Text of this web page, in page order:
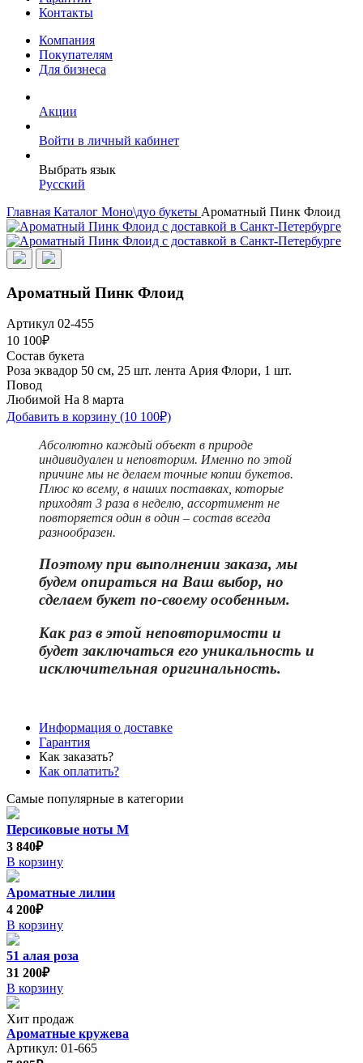
Контакты
Компания
Покупателям
Для бизнеса
Акции
Войти в личный кабинет
Выбрать язык
Русский
Главная Каталог Моно\дуо букеты Ароматный Пинк Флоид
Ароматный Пинк Флоид
Артикул 02-455
10 100₽
Состав букета
Роза эквадор 50 см, 25 шт. лента Ария Флори, 1 шт.
Повод
Любимой На 8 марта
Добавить в корзину (10 100₽)
Абсолютно каждый объект в природе
индивидуален и неповторим. Именно по этой
причине мы не делаем точные копии букетов.
Плюс ко всему, в наших поставках, которые
приходят 3 раза в неделю, ассортимент не
повторяется один в один – состав всегда
разнообразен.
Поэтому при выполнении заказа, мы
будем опираться на Ваш выбор, но
сделаем букет по-своему особенным.
Как раз в этой неповторимости и
будет заключаться его уникальность и
исключительная оригинальность.
Информация о доставке
Гарантия
Как заказать?
Как оплатить?
Самые популярные в категории
Персиковые ноты М
3 840₽
В корзину
Ароматные лилии
4 200₽
В корзину
51 алая роза
31 200₽
В корзину
Хит продаж
Ароматные кружева
Артикул: 01-665